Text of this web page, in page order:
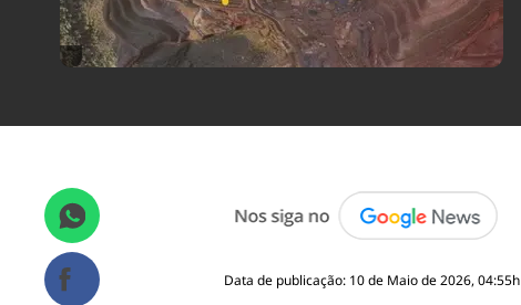
Data de publicação: 10 de Maio de 2026, 04:55h